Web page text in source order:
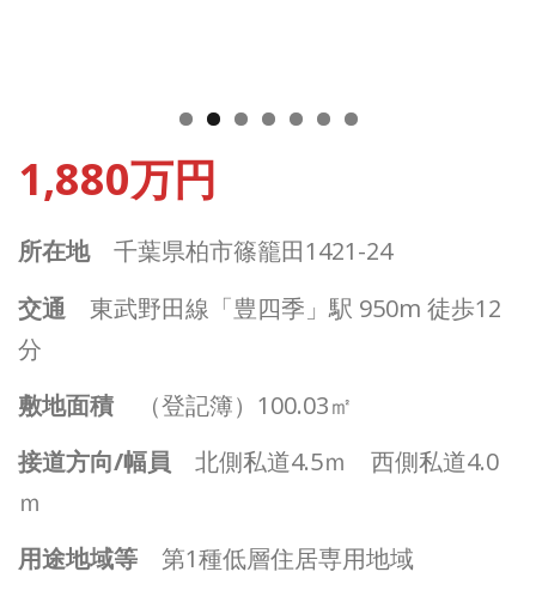
1,880万円
所在地千葉県柏市篠籠田1421-24
交通 東武野田線「豊四季」駅 950m 徒歩12
分
敷地面積 （登記簿）100.03㎡
接道方向/幅員 北側私道4.5ｍ 西側私道4.0
ｍ
用途地域等 第1種低層住居専用地域